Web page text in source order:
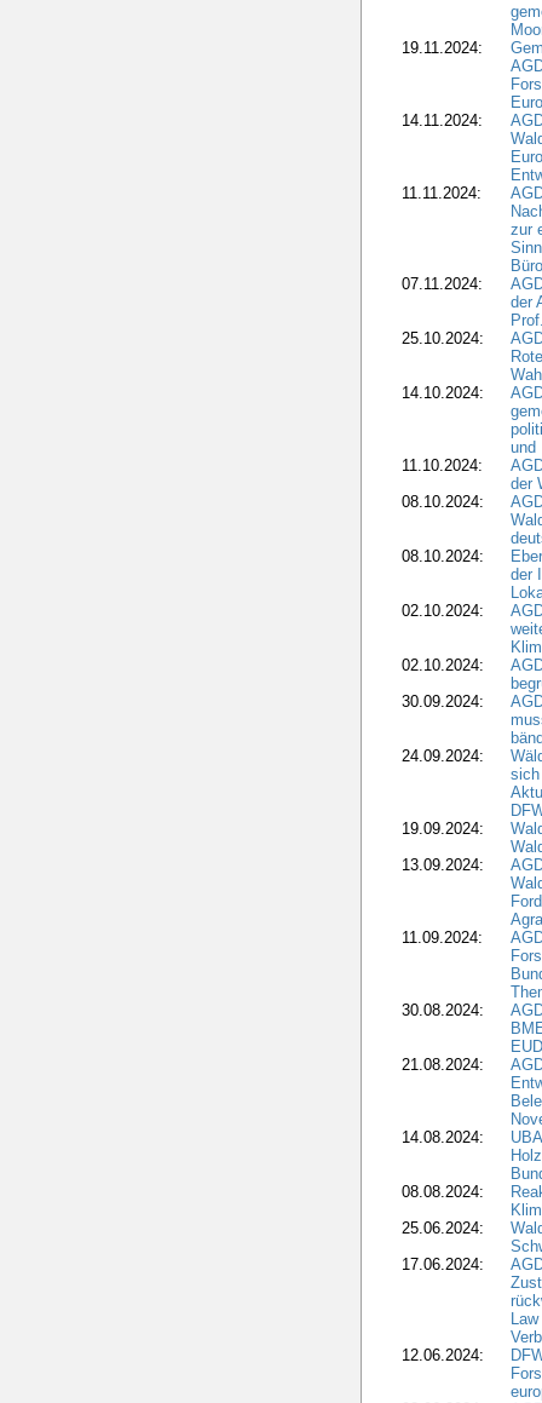
19.11.2024:
14.11.2024:
11.11.2024:
zur
07.11.2024:
der
25.10.2024:
14.10.2024:
und
11.10.2024:
der
08.10.2024:
08.10.2024:
der
02.10.2024:
02.10.2024:
30.09.2024:
24.09.2024:
sich
19.09.2024:
13.09.2024:
11.09.2024:
30.08.2024:
21.08.2024:
14.08.2024:
08.08.2024:
25.06.2024:
17.06.2024:
12.06.2024: